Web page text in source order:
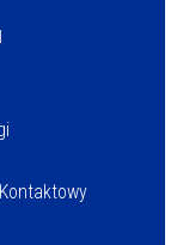
Kontaktowy